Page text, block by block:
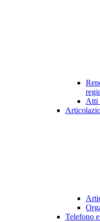
Atti
Telefono